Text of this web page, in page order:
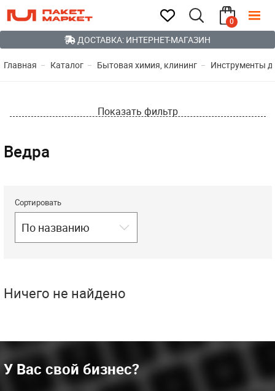
0
ДОСТАВКА: ИНТЕРНЕТ-МАГАЗИН
Главная Каталог Бытовая химия, клининг Инструменты
Показать фильтр
Ведра
Сортировать
По названию
Ничего не найдено
У Вас свой бизнес?